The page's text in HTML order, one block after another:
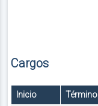
Cargos
Inicio Término